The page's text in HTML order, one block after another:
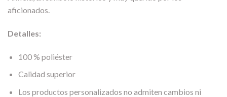
aficionados.
Detalles:
100 % poliéster
Calidad superior
Los productos personalizados no admiten cambios ni